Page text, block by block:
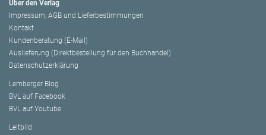
Über den Verlag
Impressum, AGB und Lieferbestimmungen
Kontakt
Kundenberatung (E-Mail)
Auslieferung (Direktbestellung für den Buchhandel)
Datenschutzerklärung
Lemberger Blog
BVL auf Facebook
BVL auf Youtube
Leitbild